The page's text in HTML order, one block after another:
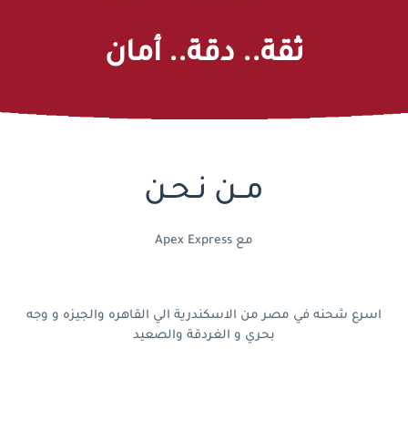
ثقة.. دقة.. أمان
مــن نـحـن
Apex Express مع
اسرع شحنه في مصر من الاسكندرية الي القاهره والجيزه و وجه
بحري و الغردقة والصعيد